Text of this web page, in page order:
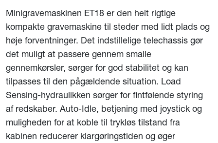
Minigravemaskinen ET18 er den helt rigtige
kompakte gravemaskine til steder med lidt plads og
høje forventninger. Det indstillelige telechassis gør
det muligt at passere gennem smalle
gennemkørsler, sørger for god stabilitet og kan
tilpasses til den pågældende situation. Load
Sensing-hydraulikken sørger for fintfølende styring
af redskaber. Auto-Idle, betjening med joystick og
muligheden for at koble til trykløs tilstand fra
kabinen reducerer klargøringstiden og øger